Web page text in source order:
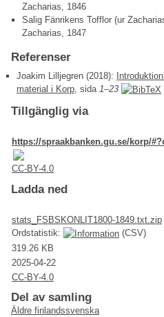
Zacharias, 1846
Salig Fänrikens Tofflor (ur
Zacharias, 1847
Referenser
Joakim Lilljegren (2018):
material i Korp, sida 1–23
Tillgänglig via
https://spraakbanken.gu.se/korp/
CC-BY-4.0
Ladda ned
stats_FSBSKONLIT1800-1849.txt.zip
Ordstatistik:
(CSV)
319.26 KB
2025-04-22
CC-BY-4.0
Del av samling
Äldre finlandssvenska